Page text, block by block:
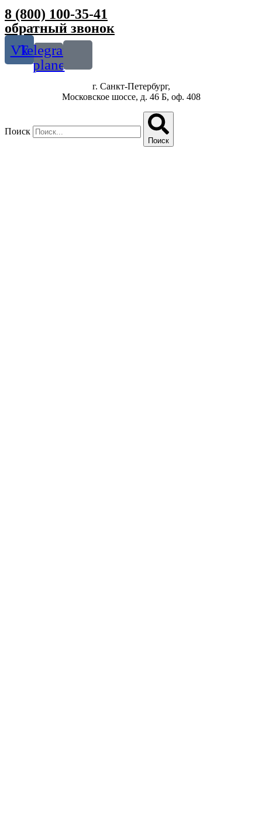
8 (800) 100-35-41
обратный звонок
VkTelegram-
plane
г. Санкт-Петербург,
Московское шоссе, д. 46 Б, оф. 408
Поиск
Поиск